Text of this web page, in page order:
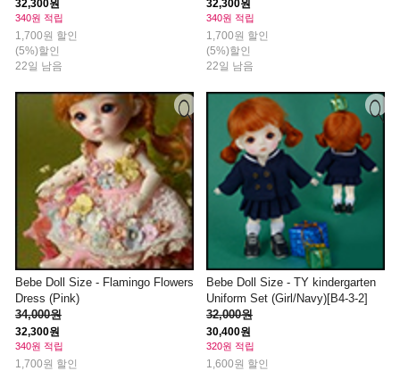
32,300원
340원 적립
1,700원 할인
(5%)할인
22일 남음
32,300원
340원 적립
1,700원 할인
(5%)할인
22일 남음
Bebe Doll Size - Flamingo Flowers
Dress (Pink)
34,000원
32,300원
340원 적립
1,700원 할인
Bebe Doll Size - TY kindergarten
Uniform Set (Girl/Navy)[B4-3-2]
32,000원
30,400원
320원 적립
1,600원 할인